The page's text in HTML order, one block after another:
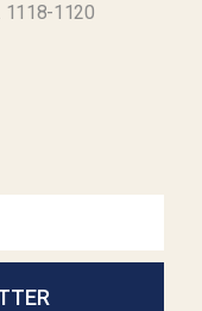
1118-1120